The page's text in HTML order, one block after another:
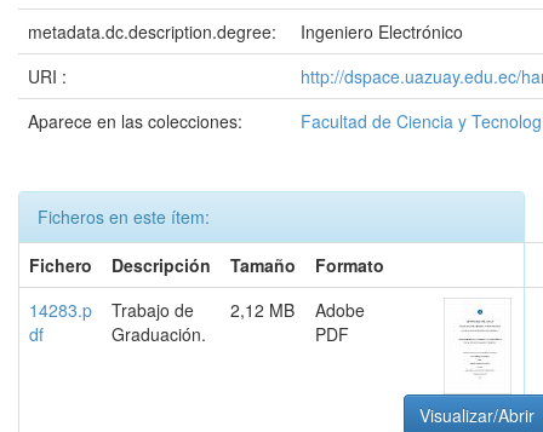
metadata.dc.description.degree:
Ingeniero Electrónico
URI :
http://dspace.uazuay.edu.ec/
Aparece en las colecciones:
Facultad de Ciencia y
Ficheros en este ítem:
Fichero
Descripción Tamaño
Formato
14283.p
df
Trabajo de
Graduación.
2,12 MB
Adobe
PDF
Visualizar/Abrir